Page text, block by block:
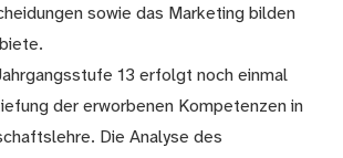
sowie das Marketing bilden
13 erfolgt noch einmal
der erworbenen Kompetenzen in
Die Analyse des